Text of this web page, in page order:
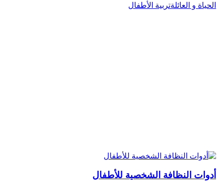
الحياة و العائلةتربية الأطفال
أدوات النظافة الشخصية للأطفال